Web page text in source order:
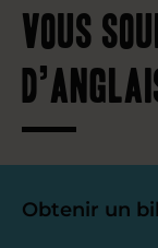
Vous
Obtenir un